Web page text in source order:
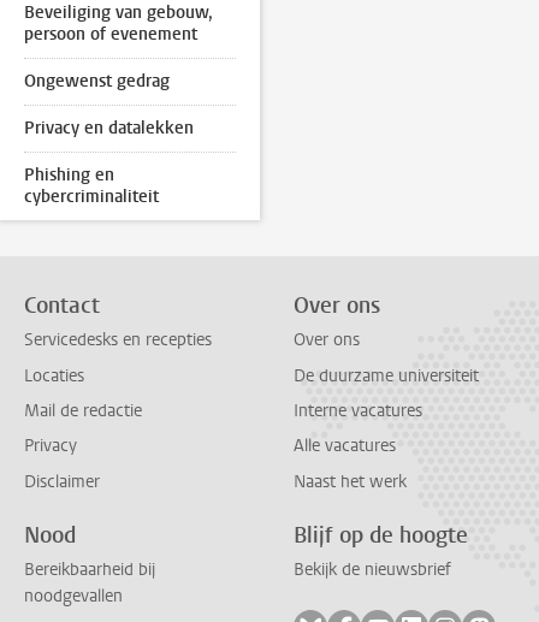
Beveiliging van gebouw,
persoon of evenement
Ongewenst gedrag
Privacy en datalekken
Phishing en
cybercriminaliteit
Contact
Servicedesks en recepties
Locaties
Mail de redactie
Privacy
Disclaimer
Over ons
Over ons
De duurzame universiteit
Interne vacatures
Alle vacatures
Naast het werk
Nood
Bereikbaarheid bij
noodgevallen
Blijf op de hoogte
Bekijk de nieuwsbrief